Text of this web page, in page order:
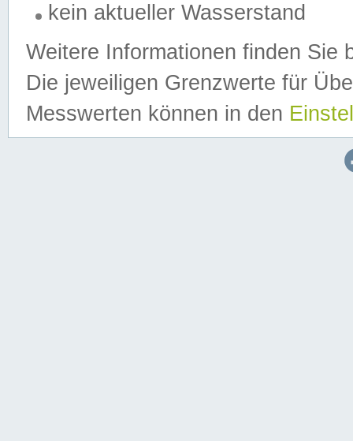
kein aktueller Wasserstand
Weitere Informationen finden Sie
Die jeweiligen Grenzwerte für
Messwerten können in den